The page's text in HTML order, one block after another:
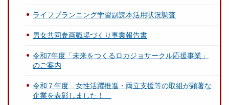
ライフプランニング学習副読本活用状況調査
男女共同参画職場づくり事業報告書
令和7年度「未来をつくるロカジョサークル応援事業」
のご案内
令和７年度 女性活躍推進・両立支援等の取組が顕著な
企業を表彰しました！